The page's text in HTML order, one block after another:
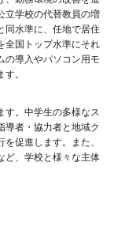
立学校の代替教員の増
同水準に、任地で居住
全国トップ水準にそれ
の導入やパソコン用モ
。
。中学生の多様なス
導者・協力者と地域ク
促進します。また、
ど、学校と様々な主体